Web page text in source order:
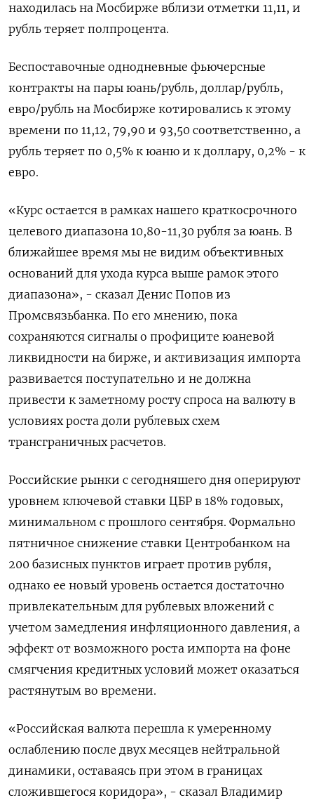
находилась на Мосбирже вблизи отметки 11,11, и
рубль теряет полпроцента.
Беспоставочные однодневные фьючерсные
контракты на пары юань/рубль, доллар/рубль,
евро/рубль на Мосбирже котировались к этому
времени по 11,12, 79,90 и 93,50 соответственно, а
рубль теряет по 0,5% к юаню и к доллару, 0,2% - к
евро.
«Курс остается в рамках нашего краткосрочного
целевого диапазона 10,80-11,30 рубля за юань. В
ближайшее время мы не видим объективных
оснований для ухода курса выше рамок этого
диапазона», - сказал Денис Попов из
Промсвязьбанка. По его мнению, пока
сохраняются сигналы о профиците юаневой
ликвидности на бирже, и активизация импорта
развивается поступательно и не должна
привести к заметному росту спроса на валюту в
условиях роста доли рублевых схем
трансграничных расчетов.
Российские рынки с сегодняшего дня оперируют
уровнем ключевой ставки ЦБР в 18% годовых,
минимальном с прошлого сентября. Формально
пятничное снижение ставки Центробанком на
200 базисных пунктов играет против рубля,
однако ее новый уровень остается достаточно
привлекательным для рублевых вложений с
учетом замедления инфляционного давления, а
эффект от возможного роста импорта на фоне
смягчения кредитных условий может оказаться
растянутым во времени.
«Российская валюта перешла к умеренному
ослаблению после двух месяцев нейтральной
динамики, оставаясь при этом в границах
сложившегося коридора», - сказал Владимир